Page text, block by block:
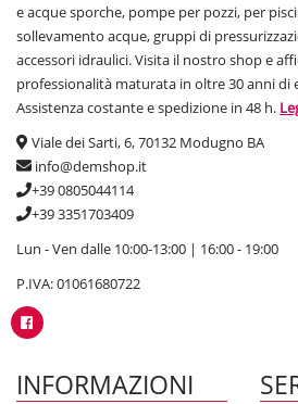
e acque sporche, pompe per pozzi, per
sollevamento acque, gruppi di
accessori idraulici. Visita il nostro shop e
professionalità maturata in oltre 30 anni di
Assistenza costante e spedizione in 48 h.
Viale dei Sarti, 6, 70132 Modugno BA
info@demshop.it
+39 0805044114
+39 3351703409
Lun - Ven dalle 10:00-13:00 | 16:00 - 19:00
P.IVA: 01061680722
INFORMAZIONI